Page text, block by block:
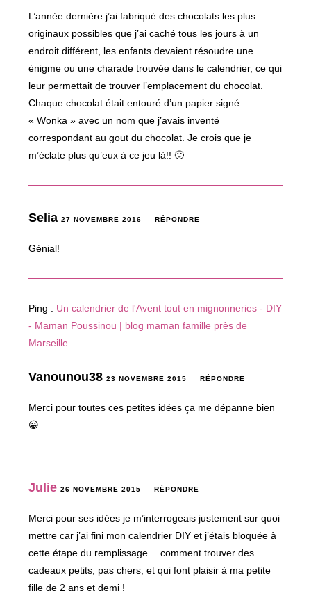
L’année dernière j’ai fabriqué des chocolats les plus
originaux possibles que j’ai caché tous les jours à un
endroit différent, les enfants devaient résoudre une
énigme ou une charade trouvée dans le calendrier, ce qui
leur permettait de trouver l’emplacement du chocolat.
Chaque chocolat était entouré d’un papier signé
« Wonka » avec un nom que j’avais inventé
correspondant au gout du chocolat. Je crois que je
m’éclate plus qu’eux à ce jeu là!! 🙂
Selia27 NOVEMBRE 2016 RÉPONDRE
Génial!
Ping : Un calendrier de l'Avent tout en mignonneries - DIY
- Maman Poussinou | blog maman famille près de
Marseille
Vanounou3823 NOVEMBRE 2015 RÉPONDRE
Merci pour toutes ces petites idées ça me dépanne bien
😀
Julie 26 NOVEMBRE 2015 RÉPONDRE
Merci pour ses idées je m’interrogeais justement sur quoi
mettre car j’ai fini mon calendrier DIY et j’étais bloquée à
cette étape du remplissage… comment trouver des
cadeaux petits, pas chers, et qui font plaisir à ma petite
fille de 2 ans et demi !